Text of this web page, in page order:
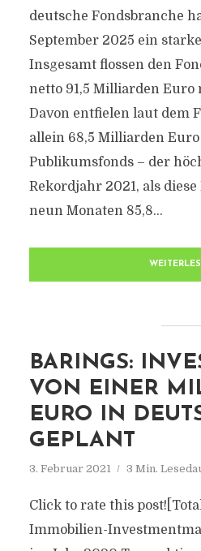
deutsche Fondsbranche
September 2025 ein
Insgesamt flossen den
netto 91,5 Milliarden Euro
Davon entfielen laut dem
allein 68,5 Milliarden Euro
Publikumsfonds – der
Rekordjahr 2021, als
neun Monaten 85,8...
BARINGS:
VON EINER
EURO IN
GEPLANT
3. Februar 2021 3 Min.
Click to rate this
Immobilien-